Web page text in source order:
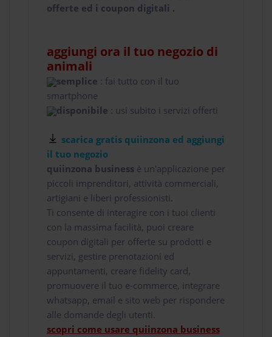
offerte ed i coupon digitali .
aggiungi ora il tuo negozio di
animali
semplice : fai tutto con il tuo
smartphone
disponibile : usi subito i servizi offerti
scarica gratis quiinzona ed aggiungi
il tuo negozio
quiinzona business è un'applicazione per
piccoli imprenditori, attività commerciali,
artigiani e liberi professionisti.
Ti consente di interagire con i tuoi clienti
con la massima facilità, puoi creare
coupon digitali per offerte su prodotti e
servizi, gestire prenotazioni ed
appuntamenti, creare fidelity card,
promuovere il tuo e-commerce, integrare
whatsapp, email e sito web per rispondere
alle domande degli utenti.
scopri come usare quiinzona business